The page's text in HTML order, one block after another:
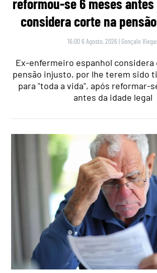
reformou-se 6 meses
considera corte na
16:00 6 Agosto, 2026 | Gonçalo
Ex-enfermeiro espanhol considera
pensão injusto, por lhe terem sido
para "toda a vida", após reformar-
antes da idade legal